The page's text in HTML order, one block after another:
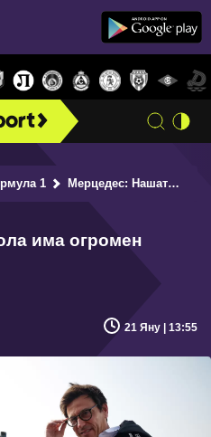
1 Мерцедес: Нашата кола има огромен потенциал
има огромен
21 Яну | 13:55